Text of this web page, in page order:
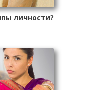
личности?